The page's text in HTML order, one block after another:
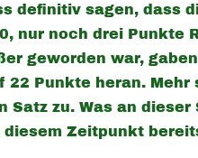
definitiv sagen, dass
nur noch drei Punkte
geworden war,
22 Punkte heran.
Satz zu. Was an
diesem Zeitpunkt